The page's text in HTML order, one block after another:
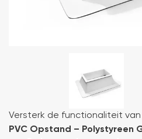
Versterk de functionaliteit
PVC Opstand – Polystyreen